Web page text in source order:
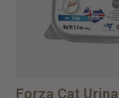
Forza Cat